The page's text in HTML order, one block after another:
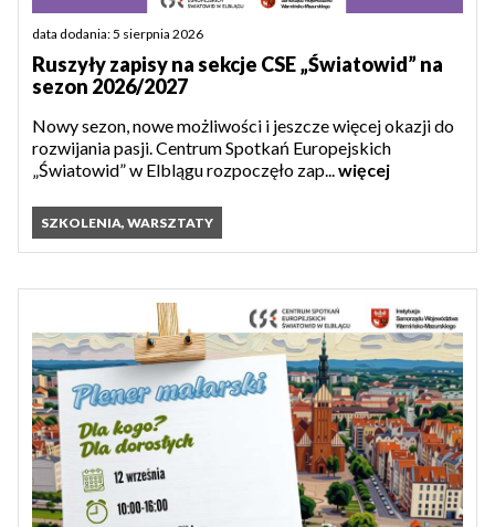
data dodania: 5 sierpnia 2026
Ruszyły zapisy na sekcje CSE „Światowid” na
sezon 2026/2027
Nowy sezon, nowe możliwości i jeszcze więcej okazji do
rozwijania pasji. Centrum Spotkań Europejskich
„Światowid” w Elblągu rozpoczęło zap...więcej
SZKOLENIA, WARSZTATY